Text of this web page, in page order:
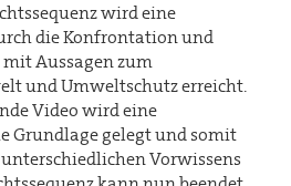
wird eine
die Konfrontation und
Aussagen zum
und Umweltschutz erreicht.
Video wird eine
Grundlage gelegt und somit
Vorwissens